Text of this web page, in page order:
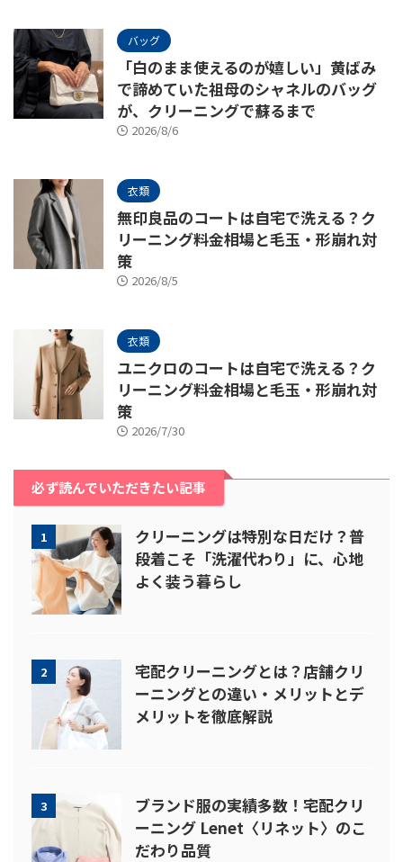
バッグ
「白のまま使えるのが嬉しい」黄ばみ
で諦めていた祖母のシャネルのバッグ
が、クリーニングで蘇るまで
2026/8/6
衣類
無印良品のコートは自宅で洗える？ク
リーニング料金相場と毛玉・形崩れ対
策
2026/8/5
衣類
ユニクロのコートは自宅で洗える？ク
リーニング料金相場と毛玉・形崩れ対
策
2026/7/30
必ず読んでいただきたい記事
1
クリーニングは特別な日だけ？普
段着こそ「洗濯代わり」に、心地
よく装う暮らし
2
宅配クリーニングとは？店舗クリ
ーニングとの違い・メリットとデ
メリットを徹底解説
3
ブランド服の実績多数！宅配クリ
ーニング Lenet〈リネット〉のこ
だわり品質